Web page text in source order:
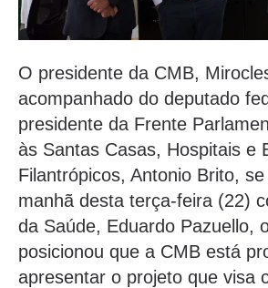
O presidente da CMB,
acompanhado do deputado
presidente da Frente
às Santas Casas, Hospitais e
Filantrópicos, Antonio Brito,
manhã desta terça-feira (22)
da Saúde, Eduardo Pazuello,
posicionou que a CMB está
apresentar o projeto que visa